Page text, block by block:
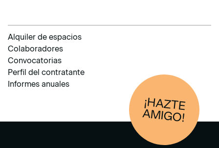
Alquiler de espacios
Colaboradores
Convocatorias
Perfil del contratante
Informes anuales
¡HAZTE
AM
IGO!